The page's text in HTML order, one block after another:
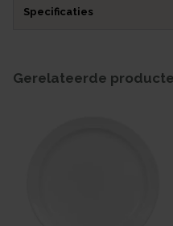
Specificaties
Gerelateerde